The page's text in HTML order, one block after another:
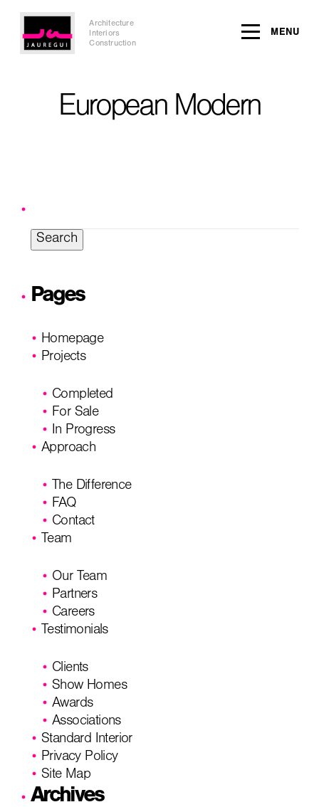
Architecture
Interiors
Construction
MENU
European Modern
Pages
Homepage
Projects
Completed
For Sale
In Progress
Approach
The Difference
FAQ
Contact
Team
Our Team
Partners
Careers
Testimonials
Clients
Show Homes
Awards
Associations
Standard Interior
Privacy Policy
Site Map
Archives